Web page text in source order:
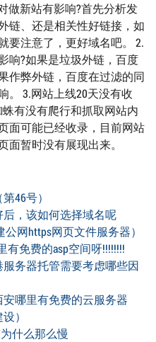
做新站有影响?首先分析发
链、还是相关性好链接，如
要注意了，更好域名吧。 2.
响?如果是垃圾外链，百度
作弊外链，百度在过滤的同
。 3.网站上线20天没有收
有没有爬行和抓取网站内
面可能已经收录，目前网站
面暂时没有展现出来。
46号）
，该如何选择域名呢
网https网页文件服务器）
有免费的asp空间呀!!!!!!!!
务器托管需要考虑哪些因
哪里有免费的云服务器
）
什么那么慢